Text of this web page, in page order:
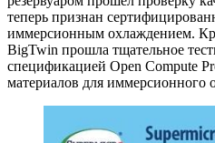
теперь признан
иммерсионным охлаждением.
BigTwin прошла тщательное
спецификацией Open Compute
материалов для иммерсионного